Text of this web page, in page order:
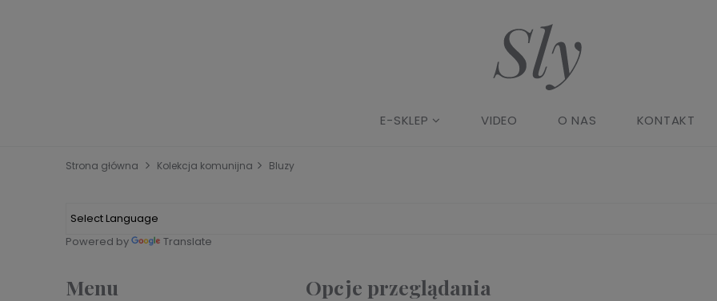
E-SKLEP VIDEO O NAS KONTAKT
Strona główna Kolekcja komunijna Bluzy
Powered by Translate
Menu Opcje przeglądania